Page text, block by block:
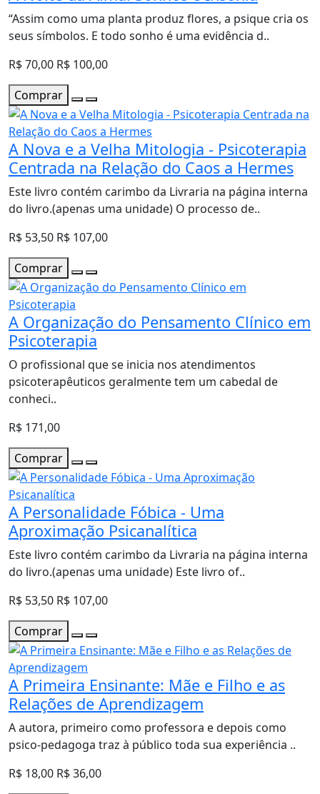
“Assim como uma planta produz flores, a psique cria os
seus símbolos. E todo sonho é uma evidência d..
R$ 70,00 R$ 100,00
Comprar
A Nova e a Velha Mitologia - Psicoterapia
Centrada na Relação do Caos a Hermes
Este livro contém carimbo da Livraria na página interna
do livro.(apenas uma unidade) O processo de..
R$ 53,50 R$ 107,00
Comprar
A Organização do Pensamento Clínico em
Psicoterapia
O profissional que se inicia nos atendimentos
psicoterapêuticos geralmente tem um cabedal de
conheci..
R$ 171,00
Comprar
A Personalidade Fóbica - Uma
Aproximação Psicanalítica
Este livro contém carimbo da Livraria na página interna
do livro.(apenas uma unidade) Este livro of..
R$ 53,50 R$ 107,00
Comprar
A Primeira Ensinante: Mãe e Filho e as
Relações de Aprendizagem
A autora, primeiro como professora e depois como
psico-pedagoga traz à público toda sua experiência ..
R$ 18,00 R$ 36,00